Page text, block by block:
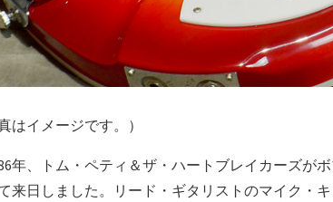
はイメージです。）
年、トム・ペティ＆ザ・ハートブレイカーズが
来日しました。リード・ギタリストのマイク・